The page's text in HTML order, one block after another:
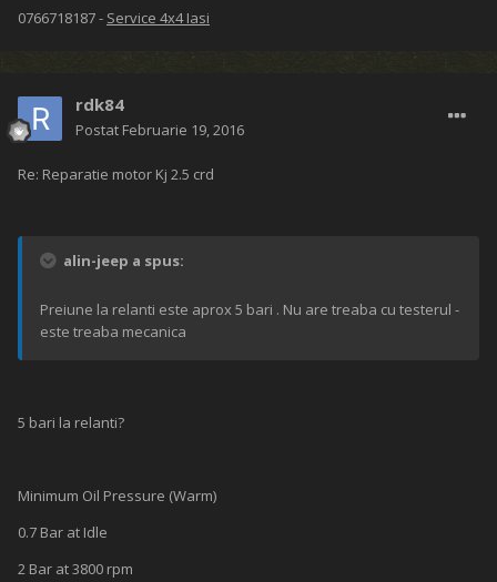
0766718187 - Service 4x4 Iasi
rdk84
Postat Februarie 19, 2016
Re: Reparatie motor Kj 2.5 crd
alin-jeep a spus:
Preiune la relanti este aprox 5 bari . Nu are treaba cu testerul -
este treaba mecanica
5 bari la relanti?
Minimum Oil Pressure (Warm)
0.7 Bar at Idle
2 Bar at 3800 rpm